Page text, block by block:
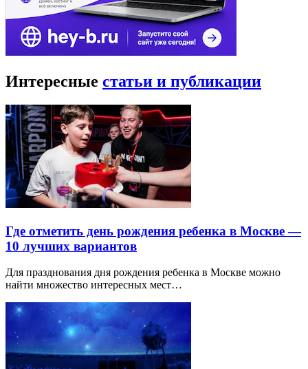
Интересные статьи и публикации
Где отметить день рождения ребенка в Москве —
10 лучших вариантов
Для празднования дня рождения ребенка в Москве можно
найти множество интересных мест…